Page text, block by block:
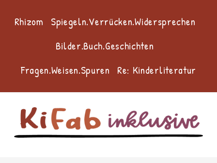
InhaltRhizom
Spiegeln.Verrücken.Widersprechen
Bilder.Buch.Geschichten
Fragen.Weisen.Spuren
Re: Kinderliteratur